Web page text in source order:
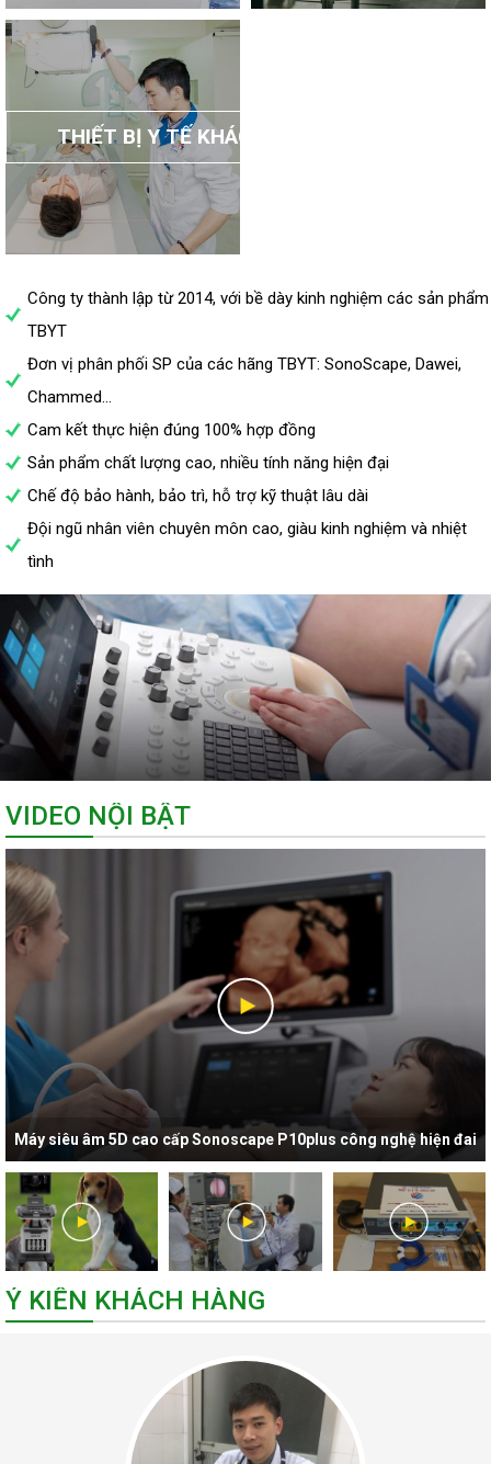
THIẾT BỊ Y TẾ KHÁC
Công ty thành lập từ 2014, với bề dày kinh nghiệm các sản phẩm
TBYT
Đơn vị phân phối SP của các hãng TBYT: SonoScape, Dawei,
Chammed...
Cam kết thực hiện đúng 100% hợp đồng
Sản phẩm chất lượng cao, nhiều tính năng hiện đại
Chế độ bảo hành, bảo trì, hỗ trợ kỹ thuật lâu dài
Đội ngũ nhân viên chuyên môn cao, giàu kinh nghiệm và nhiệt
tình
VIDEO NỘI BẬT
Máy siêu âm 5D cao cấp Sonoscape P10plus công nghệ hiện đai
nhất hiện nay
Ý KIẾN KHÁCH HÀNG